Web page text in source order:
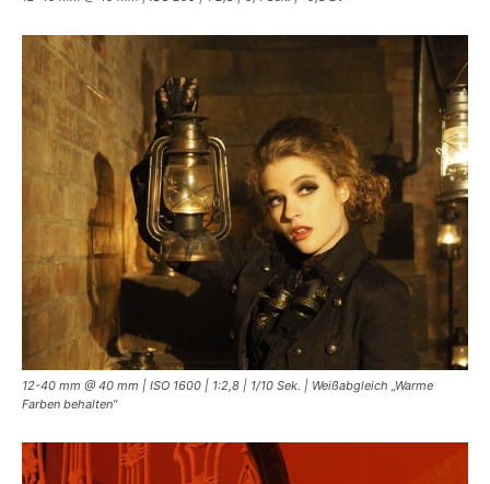
12-40 mm @ 40 mm | ISO 1600 | 1:2,8 | 1/10 Sek. | Weißabgleich „Warme
Farben behalten“